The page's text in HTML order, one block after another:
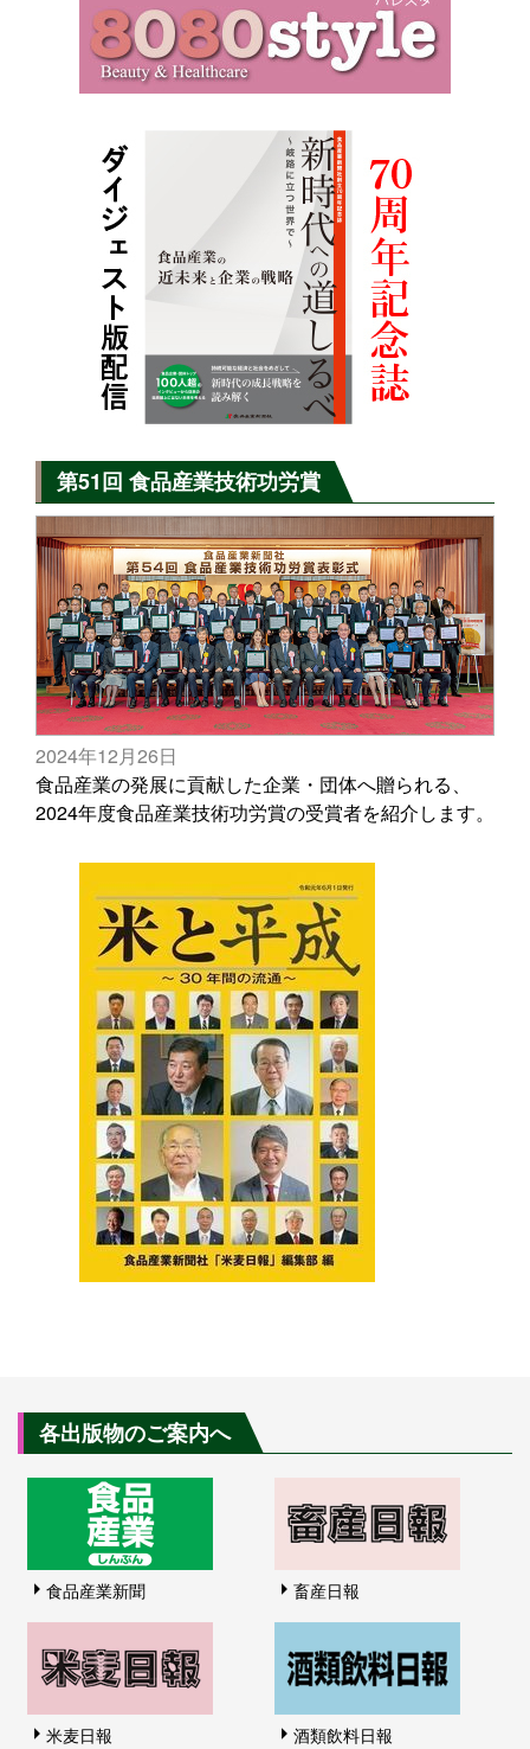
第51回 食品産業技術功労賞
2024年12月26日
食品産業の発展に貢献した企業・団体へ贈られる、
2024年度食品産業技術功労賞の受賞者を紹介します。
各出版物のご案内へ
食品産業新聞 畜産日報
米麦日報 酒類飲料日報